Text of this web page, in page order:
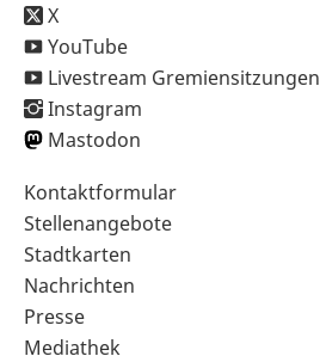
X
YouTube
Livestream Gremiensitzungen
Instagram
Mastodon
Sekundärnavigation
im
Fußbereich
Kontaktformular
Stellenangebote
Stadtkarten
Nachrichten
Presse
Mediathek